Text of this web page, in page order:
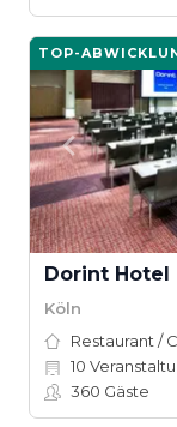
TOP-
Dorint Hotel
Köln
Restaurant /
10
360 Gäste